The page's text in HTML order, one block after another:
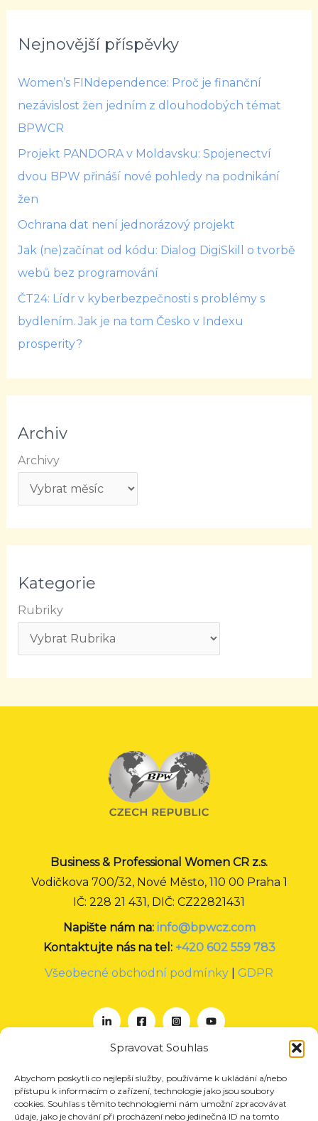
Spravovat Souhlas
Abychom poskytli co nejlepší služby, používáme k ukládání a/nebo
přístupu k informacím o zařízení, technologie jako jsou soubory
cookies. Souhlas s těmito technologiemi nám umožní zpracovávat
údaje, jako je chování při procházení nebo jedinečná ID na tomto
Nejnovější příspěvky
Women’s FINdependence: Proč je finanční
nezávislost žen jedním z dlouhodobých témat
BPWCR
Projekt PANDORA v Moldavsku: Spojenectví
dvou BPW přináší nové pohledy na podnikání
žen
Ochrana dat není jednorázový projekt
Jak (ne)začínat od kódu: Dialog DigiSkill o tvorbě
webů bez programování
ČT24: Lídr v kyberbezpečnosti s problémy s
bydlením. Jak je na tom Česko v Indexu
prosperity?
Archiv
Archivy
Kategorie
Rubriky
Business & Professional Women CR z.s.
Vodičkova 700/32, Nové Město, 110 00 Praha 1
IČ: 228 21 431, DIČ: CZ22821431
Napište nám na: info@bpwcz.com
Kontaktujte nás na tel: +420 602 559 783
Všeobecné obchodní podmínky
GDPR
O nás
Projekty